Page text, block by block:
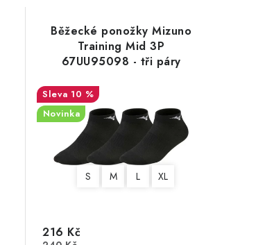
Běžecké ponožky Mizuno
Training Mid 3P
67UU95098 - tři páry
10 %
Novinka
S M L XL
216 Kč